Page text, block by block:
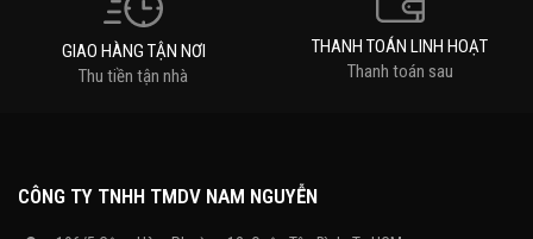
GIAO HÀNG TẬN NƠI
Thu tiền tận nhà
THANH TOÁN LINH HOẠT
Thanh toán sau
CÔNG TY TNHH TMDV NAM NGUYỄN